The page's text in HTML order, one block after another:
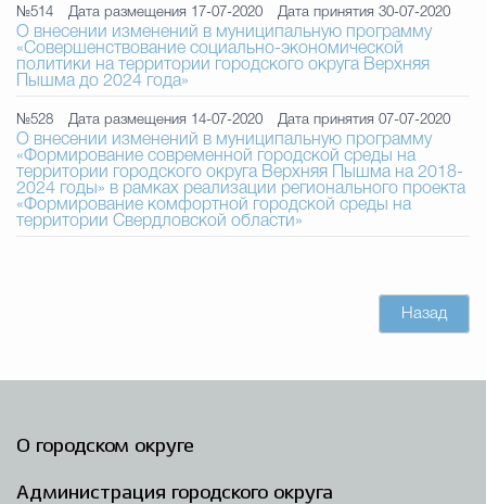
Общественная
Градостроительство и
Государственные организации
Открытые
№514 Дата размещения 17-07-2020 Дата принятия 30-07-2020
О внесении изменений в муниципальную программу
«Совершенствование социально-экономической
политики на территории городского округа Верхняя
Пышма до 2024 года»
№528 Дата размещения 14-07-2020 Дата принятия 07-07-2020
О внесении изменений в муниципальную программу
«Формирование современной городской среды на
территории городского округа Верхняя Пышма на 2018-
2024 годы» в рамках реализации регионального проекта
«Формирование комфортной городской среды на
территории Свердловской области»
Назад
О городском округе
Администрация городского округа